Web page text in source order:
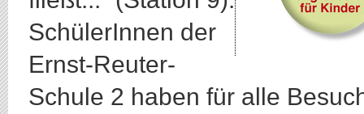
SchülerInnen der
Ernst-Reuter-
Schule 2 haben für alle